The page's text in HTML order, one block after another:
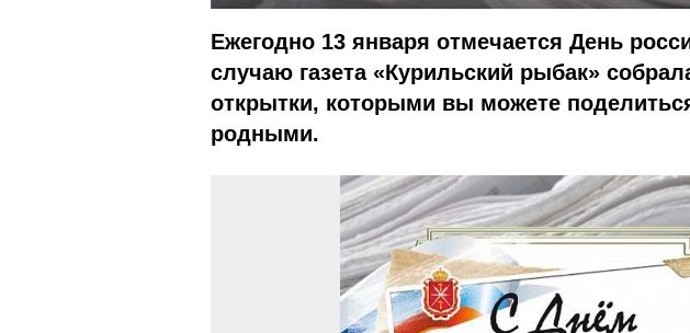
Ежегодно 13 января отмечается День
случаю газета «Курильский рыбак»
открытки, которыми вы можете
родными.